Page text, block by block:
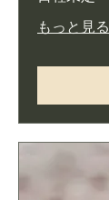
もっと見る